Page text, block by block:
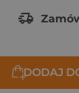
DODAJ